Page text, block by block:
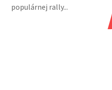
populárnej rally...